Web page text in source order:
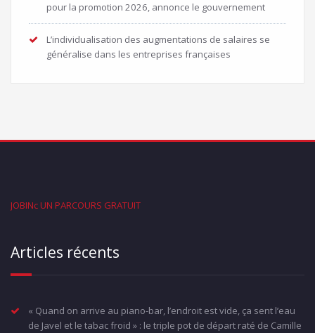
pour la promotion 2026, annonce le gouvernement
L’individualisation des augmentations de salaires se
généralise dans les entreprises françaises
JOBINc UN PARCOURS GRATUIT
Articles récents
« Quand on arrive au piano-bar, l’endroit est vide, ça sent l’eau
de Javel et le tabac froid » : le triple pot de départ raté de Camille